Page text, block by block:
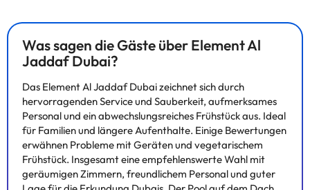
Dusch-/Badezimmerewannenkombination verfügt über eine
Regendusche und kostenlose Toilettenartikel. Zu den
Annehmlichkeiten gehören ein Laptop-kompatibler Safe, ein
Schreibtisch und ein Telefon.
Einige der detaillierten Dienste können bezahlt werden. Sie
können die Preise direkt in der Einrichtung überprüfen. Der
Beherbergungsbetrieb kann die Art und Weise, wie er seinen
Catering-Service anbietet, je nach Bedarf ändern. Diese
Informationen können von der Unterkunft geändert werden.
Was sagen die Gäste über Element Al
Jaddaf Dubai?
Das Element Al Jaddaf Dubai zeichnet sich durch
hervorragenden Service und Sauberkeit, aufmerksames
Personal und ein abwechslungsreiches Frühstück aus. Ideal
für Familien und längere Aufenthalte. Einige Bewertungen
erwähnen Probleme mit Geräten und vegetarischem
Frühstück. Insgesamt eine empfehlenswerte Wahl mit
geräumigen Zimmern, freundlichem Personal und guter